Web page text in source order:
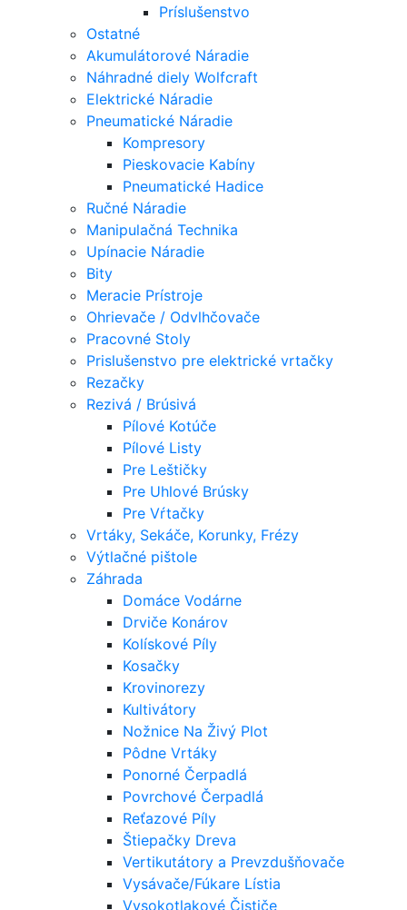
Príslušenstvo
Ostatné
Akumulátorové Náradie
Náhradné diely Wolfcraft
Elektrické Náradie
Pneumatické Náradie
Kompresory
Pieskovacie Kabíny
Pneumatické Hadice
Ručné Náradie
Manipulačná Technika
Upínacie Náradie
Bity
Meracie Prístroje
Ohrievače / Odvlhčovače
Pracovné Stoly
Prislušenstvo pre elektrické vrtačky
Rezačky
Rezivá / Brúsivá
Pílové Kotúče
Pílové Listy
Pre Leštičky
Pre Uhlové Brúsky
Pre Vŕtačky
Vrtáky, Sekáče, Korunky, Frézy
Výtlačné pištole
Záhrada
Domáce Vodárne
Drviče Konárov
Kolískové Píly
Kosačky
Krovinorezy
Kultivátory
Nožnice Na Živý Plot
Pôdne Vrtáky
Ponorné Čerpadlá
Povrchové Čerpadlá
Reťazové Píly
Štiepačky Dreva
Vertikutátory a Prevzdušňovače
Vysávače/Fúkare Lístia
Vysokotlakové Čističe